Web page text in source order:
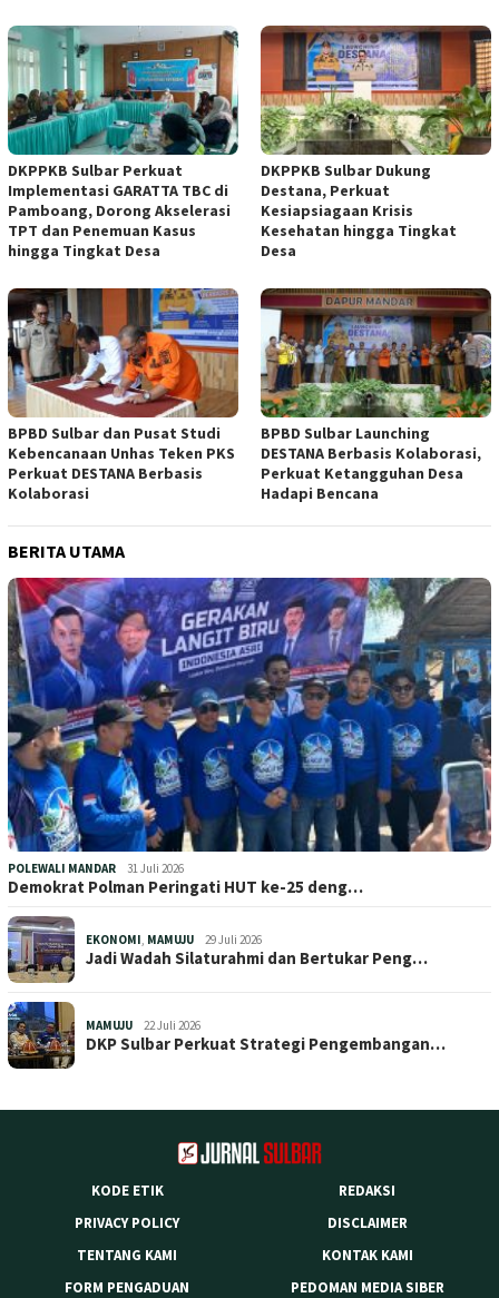
DKPPKB Sulbar Perkuat
Implementasi GARATTA TBC di
Pamboang, Dorong Akselerasi
TPT dan Penemuan Kasus
hingga Tingkat Desa
DKPPKB Sulbar Dukung
Destana, Perkuat
Kesiapsiagaan Krisis
Kesehatan hingga Tingkat
Desa
BPBD Sulbar dan Pusat Studi
Kebencanaan Unhas Teken PKS
Perkuat DESTANA Berbasis
Kolaborasi
BPBD Sulbar Launching
DESTANA Berbasis Kolaborasi,
Perkuat Ketangguhan Desa
Hadapi Bencana
BERITA UTAMA
POLEWALI MANDAR 31 Juli 2026
Demokrat Polman Peringati HUT ke-25 deng…
EKONOMI, MAMUJU 29 Juli 2026
Jadi Wadah Silaturahmi dan Bertukar Peng…
MAMUJU 22 Juli 2026
DKP Sulbar Perkuat Strategi Pengembangan…
KODE ETIK
REDAKSI
PRIVACY POLICY
DISCLAIMER
TENTANG KAMI
KONTAK KAMI
FORM PENGADUAN
PEDOMAN MEDIA SIBER